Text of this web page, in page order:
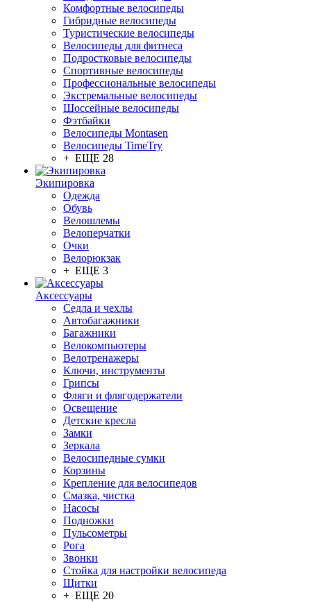
Комфортные велосипеды
Гибридные велосипеды
Туристические велосипеды
Велосипеды для фитнеса
Подростковые велосипеды
Спортивные велосипеды
Профессиональные велосипеды
Экстремальные велосипеды
Шоссейные велосипеды
Фэтбайки
Велосипеды Montasen
Велосипеды TimeTry
+ ЕЩЕ 28
Экипировка
Одежда
Обувь
Велошлемы
Велоперчатки
Очки
Велорюкзак
+ ЕЩЕ 3
Аксессуары
Седла и чехлы
Автобагажники
Багажники
Велокомпьютеры
Велотренажеры
Ключи, инструменты
Грипсы
Фляги и флягодержатели
Освещение
Детские кресла
Замки
Зеркала
Велосипедные сумки
Корзины
Крепление для велосипедов
Смазка, чистка
Насосы
Подножки
Пульсометры
Рога
Звонки
Стойка для настройки велосипеда
Щитки
+ ЕЩЕ 20